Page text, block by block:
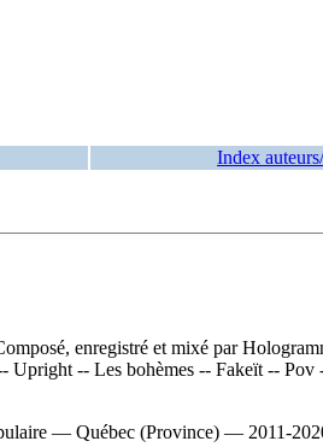
Index
enregistré et mixé par
Upright -- Les bohèmes -- Fakeït -- Pov
— Québec (Province) — 2011-